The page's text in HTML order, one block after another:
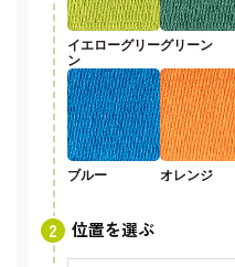
イエローグリー
ン
グリーン
ブルー オレンジ
位置を選ぶ